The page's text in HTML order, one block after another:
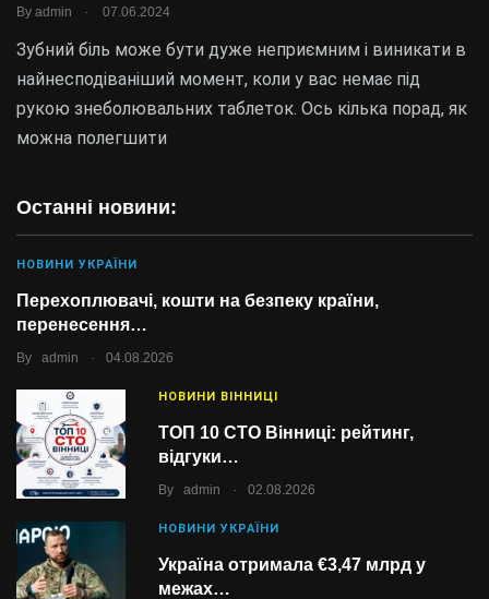
By admin . 07.06.2024
Зубний біль може бути дуже неприємним і виникати в
найнесподіваніший момент, коли у вас немає під
рукою знеболювальних таблеток. Ось кілька порад, як
можна полегшити
Останні новини:
НОВИНИ УКРАЇНИ
Перехоплювачі, кошти на безпеку країни,
перенесення…
By admin . 04.08.2026
НОВИНИ ВІННИЦІ
ТОП 10 СТО Вінниці: рейтинг,
відгуки…
By admin . 02.08.2026
НОВИНИ УКРАЇНИ
Україна отримала €3,47 млрд у
межах…